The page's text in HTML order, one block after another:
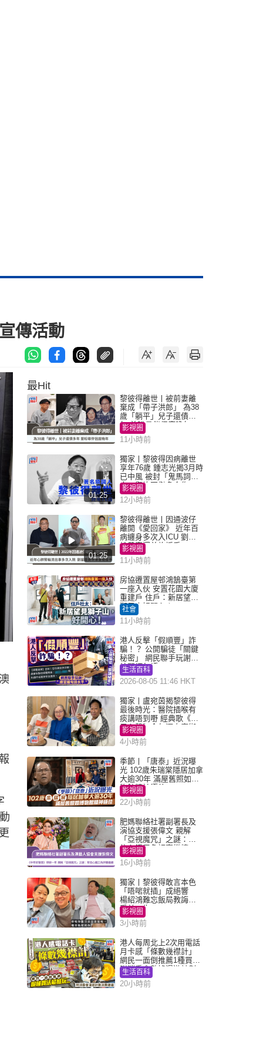
傳活動
最Hit
黎彼得離世丨被前妻離
棄成「帶子洪郎」 為38
歲「躺平」兒子還債多
年 曾盼尋伴侶度晚年
影視圈
11小時前
01:25
獨家丨黎彼得因病離世
享年76歲 鍾志光揭3月時
已中風 被封「鬼馬詞
人」與許冠傑多合作
影視圈
12小時前
01:25
黎彼得離世丨因通波仔
離開《愛回家》 近年百
病纏身多次入ICU 劉鑾
雄黃宗澤曾施援手
影視圈
11小時前
房協遷置屋邨鴻鵠臺第
一座入伙 安置花園大廈
重建戶 住戶：新居望見
獅子山好開心！
社會
11小時前
港人反擊「假順豐」詐
騙！？ 公開騙徒「關鍵
秘密」 網民聯手玩謝：
練習緬甸語
生活百科
2026-08-05 11:46 HKT
獨家丨盧宛茵揭黎彼得
最後時光：醫院插喉有
痰講唔到嘢 經典歌《浪
子心聲》金句源自廟街
睇相佬
影視圈
4小時前
季節丨「唐泰」近況曝
光 102歲朱瑞棠隱居加拿
大逾30年 滿屋舊照如博
物館精神極佳
影視圈
22小時前
肥媽聯絡社署副署長及
演協支援張偉文 親解
「亞視魔咒」之謎：有
信心鐵三角評審繼續
影視圈
16小時前
獨家丨黎彼得敢言本色
「唔啱就插」成絕響
楊紹鴻難忘飯局教誨：
受益一生
影視圈
3小時前
港人每周北上2次用電話
月卡感「條數幾襟計」
網民一面倒推薦1種買法
附消委會數據漫遊計劃
消費提示
生活百科
20小時前